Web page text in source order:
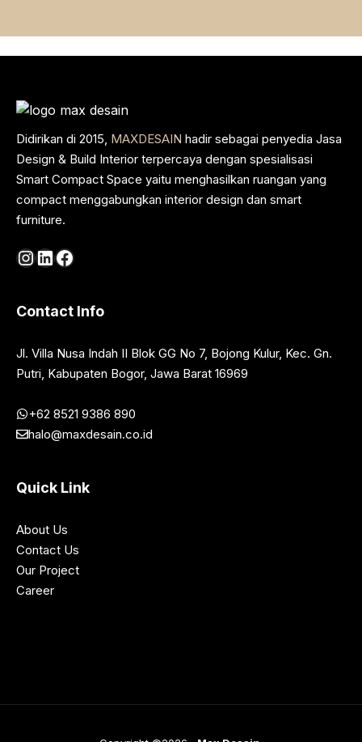
Didirikan di 2015, MAXDESAIN hadir sebagai penyedia Jasa
Design & Build Interior terpercaya dengan spesialisasi
Smart Compact Space yaitu menghasilkan ruangan yang
compact menggabungkan interior design dan smart
furniture.
Instagram
LinkedIn
Facebook
Contact Info
Jl. Villa Nusa Indah II Blok GG No 7, Bojong Kulur, Kec. Gn.
Putri, Kabupaten Bogor, Jawa Barat 16969
+62 8521 9386 890
halo@maxdesain.co.id
Quick Link
About Us
Contact Us
Our Project
Career